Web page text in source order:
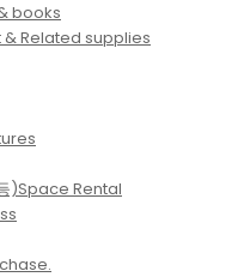
books
Related supplies
)Space Rental